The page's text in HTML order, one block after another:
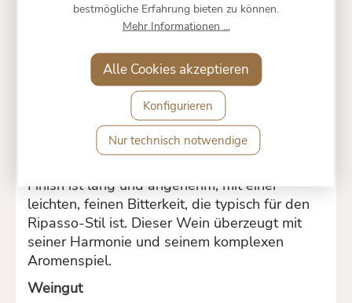
Im Glas zeigt der Costa Regale Valpolicella
ein tiefes Rubinrot mit
leuchtenden Reflexen. Das Bouquet ist
komplex und verführerisch, mit Aromen von
roten Früchten wie Kirschen und Himbeeren,
die von würzigen Noten von Pfeffer und Zimt
begleitet werden. Am Gaumen ist der Wein
weich und rund, mit gut integrierten
Finish ist lang und angenehm, mit einer
leichten, feinen Bitterkeit, die typisch für den
Ripasso-Stil ist. Dieser Wein überzeugt mit
seiner Harmonie und seinem komplexen
Aromenspiel.
Weingut
bestmögliche Erfahrung bieten zu können.
Mehr Informationen ...
Nur technisch notwendige
Konfigurieren
Alle Cookies akzeptieren